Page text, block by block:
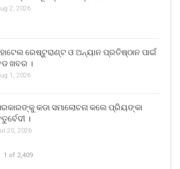
2, 2026
ରେଷ୍ଟୁରାଣ୍ଟ ଓ ଅନ୍ୟାନ ପ୍ରତିଷ୍ଠାନ ପାଇଁ
ଖବର ।
1, 2026
କଡା ସମାଲୋଚନା କଲେ ପ୍ରିୟଙ୍କା
।
20, 2026
1 of 2,409